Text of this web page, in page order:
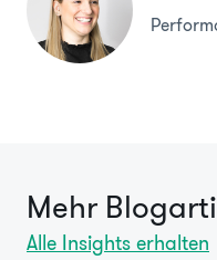
Mehr
Alle Insights erhalten